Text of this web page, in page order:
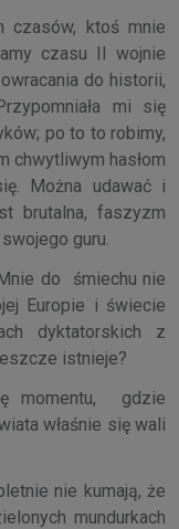
czasów, ktoś mnie
czasu II wojnie
do historii,
mi się
po to to robimy,
chwytliwym hasłom
Można udawać i
brutalna, faszyzm
guru.
do śmiechu nie
Europie i świecie
dyktatorskich z
istnieje?
momentu, gdzie
właśnie się wali
nie kumają, że
mundurkach